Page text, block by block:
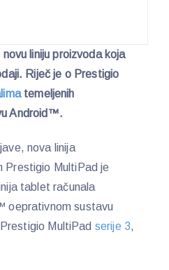
liniju proizvoda koja
Riječ je o Prestigio
temeljenih
Android™.
nova linija
Prestigio MultiPad je
tablet računala
oeprativnom sustavu
MultiPad serije 3,